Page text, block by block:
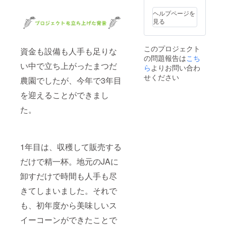
資金も設備も人手も足りな
い中で立ち上がったまつだ
農園でしたが、今年で3年目
を迎えることができまし
た。
1年目は、収穫して販売する
だけで精一杯。地元のJAに
卸すだけで時間も人手も尽
きてしまいました。それで
も、初年度から美味しいス
イーコーンができたことで
ヘルプページを
見る
このプロジェクト
の問題報告はこち
らよりお問い合わ
せください